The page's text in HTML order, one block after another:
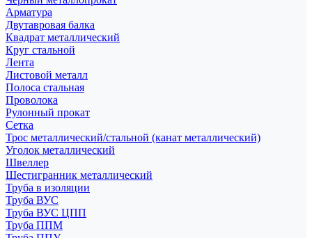
Арматура
Двутавровая балка
Квадрат металлический
Круг стальной
Лента
Листовой металл
Полоса стальная
Проволока
Рулонный прокат
Сетка
Трос металлический/стальной (канат металлический)
Уголок металлический
Швеллер
Шестигранник металлический
Труба в изоляции
Труба ВУС
Труба ВУС ЦПП
Труба ППМ